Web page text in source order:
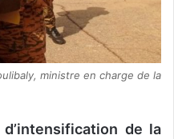
ministre en charge de la
de la